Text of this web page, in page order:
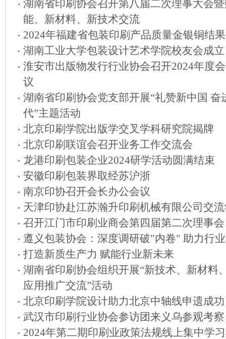
湖南省印刷协会召开第八届二次理事大会
能、新材料、新技术交流
2024年福建省包装印刷产品质量金银铜结
湖南工业大学包装设计艺术学院校友会成立
淮安市出版物发行行业协会召开2024年度
议
湖南省印刷协会党支部开展“礼赞新中国 奋
代”主题活动
北京印刷学院出版学交叉学科研究院揭牌
北京印刷联谊会召开业务工作交流会
龙港印刷包装企业2024研学活动圆满结束
安徽印刷包装界取经苏沪浙
南京印协召开会长办公会议
天津印协赴江苏瀚升印刷机械有限公司交
召开江门市印刷业商会第四届第二次理事会
遵义包装协会：深度调研破"内卷" 助力行
打造新质生产力 赋能行业新未来
湖南省印刷协会组织开展“新技术、新材料
应用推广交流”活动
北京印刷学院设计助力北京中轴线申遗成功
武汉市印刷行业协会参访团来义乌参观考察
2024年第二期印刷业政策法规线上集中学